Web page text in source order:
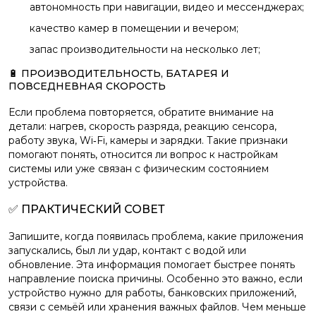
автономность при навигации, видео и мессенджерах;
качество камер в помещении и вечером;
запас производительности на несколько лет;
🔋 ПРОИЗВОДИТЕЛЬНОСТЬ, БАТАРЕЯ И
ПОВСЕДНЕВНАЯ СКОРОСТЬ
Если проблема повторяется, обратите внимание на
детали: нагрев, скорость разряда, реакцию сенсора,
работу звука, Wi‑Fi, камеры и зарядки. Такие признаки
помогают понять, относится ли вопрос к настройкам
системы или уже связан с физическим состоянием
устройства.
✅ ПРАКТИЧЕСКИЙ СОВЕТ
Запишите, когда появилась проблема, какие приложения
запускались, был ли удар, контакт с водой или
обновление. Эта информация помогает быстрее понять
направление поиска причины. Особенно это важно, если
устройство нужно для работы, банковских приложений,
связи с семьёй или хранения важных файлов. Чем меньше